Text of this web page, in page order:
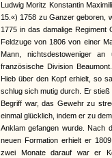
Ludwig Moritz Konstantin
15.«) 1758 zu Ganzer geboren,
1775 in das damalige
Feldzuge von 1806 von einer
Mann, nichtsdestoweniger
französische Division
Hieb über den Kopf erhielt, so
schlug sich mutig durch. Er
Begriff war, das Gewehr zu
einmal glücklich, indem er zu
Anklam gefangen wurde. Nach
neuen Formation erhielt er
zwei Monate darauf war er